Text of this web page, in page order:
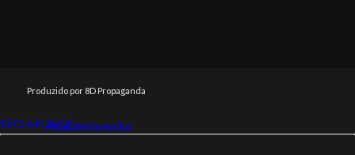
Produzido por 8D Propaganda
SEO MUNIZ
Link112Academia êxito